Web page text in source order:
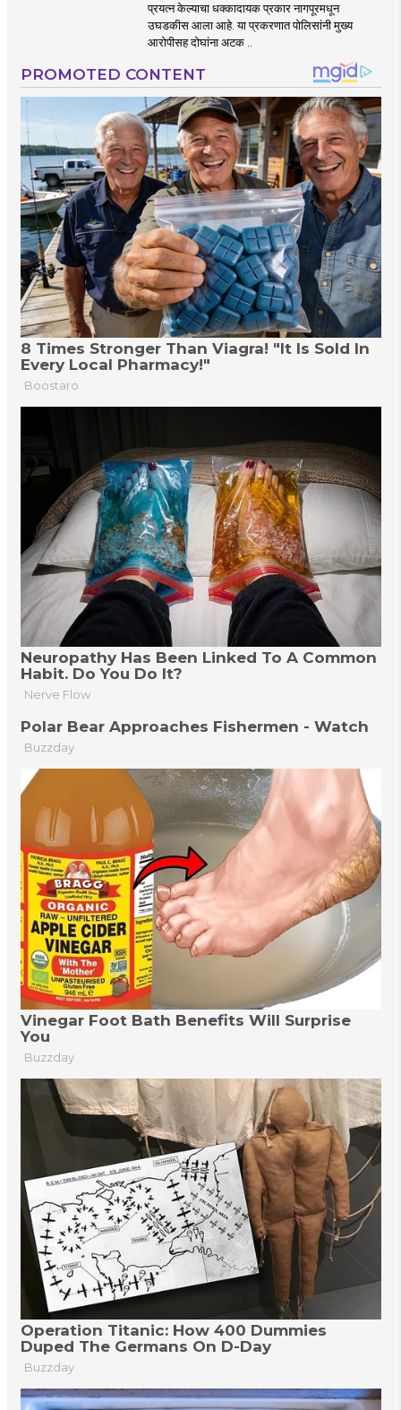
प्रयत्न केल्याचा धक्कादायक प्रकार नागपूरमधून
उघडकीस आला आहे. या प्रकरणात पोलिसांनी मुख्य
आरोपीसह दोघांना अटक ..